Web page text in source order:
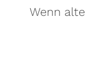
Wenn